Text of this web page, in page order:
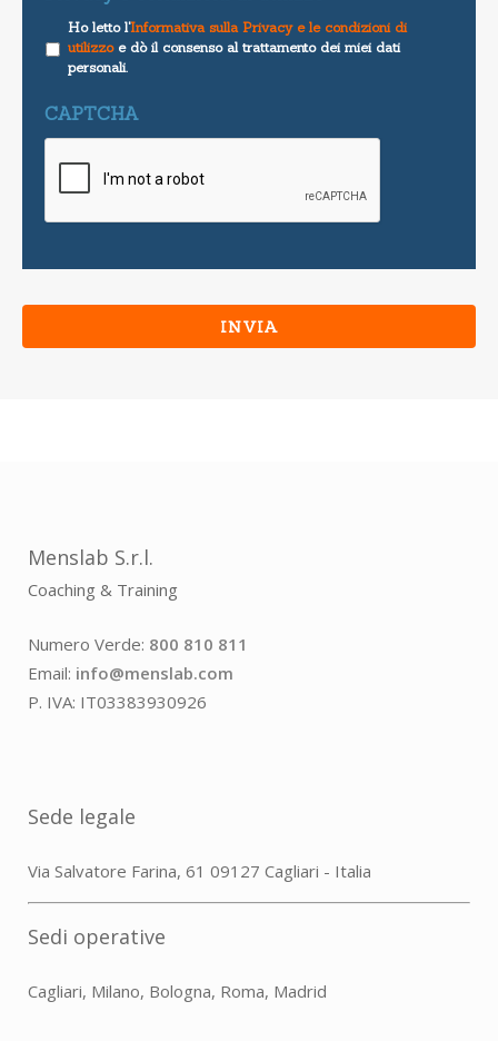
Ho letto l'Informativa sulla Privacy e le condizioni di
utilizzoe dò il consenso al trattamento dei miei dati
personali.
CAPTCHA
Menslab S.r.l.
Coaching & Training
Numero Verde: 800 810 811
Email: info@menslab.com
P. IVA: IT03383930926
Sede legale
Via Salvatore Farina, 61 09127 Cagliari - Italia
Sedi operative
Cagliari, Milano, Bologna, Roma, Madrid